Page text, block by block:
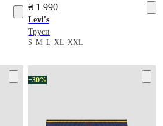
₴ 1 990
Levi's
Труси
SMLXLXXL
−30%